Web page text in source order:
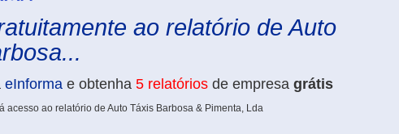
ao relatório de Auto
eInforma e obtenha 5 relatórios de empresa grátis
acesso ao relatório de Auto Táxis Barbosa & Pimenta, Lda